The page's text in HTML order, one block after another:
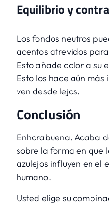
Equilibrio y
Los fondos neutros
acentos atrevidos
Esto añade color a su
Esto los hace aún
ven desde lejos.
Conclusión
Enhorabuena. Acaba
sobre la forma en que
azulejos influyen en el
humano.
Usted elige su